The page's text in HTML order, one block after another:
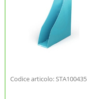
Codice articolo: STA100435